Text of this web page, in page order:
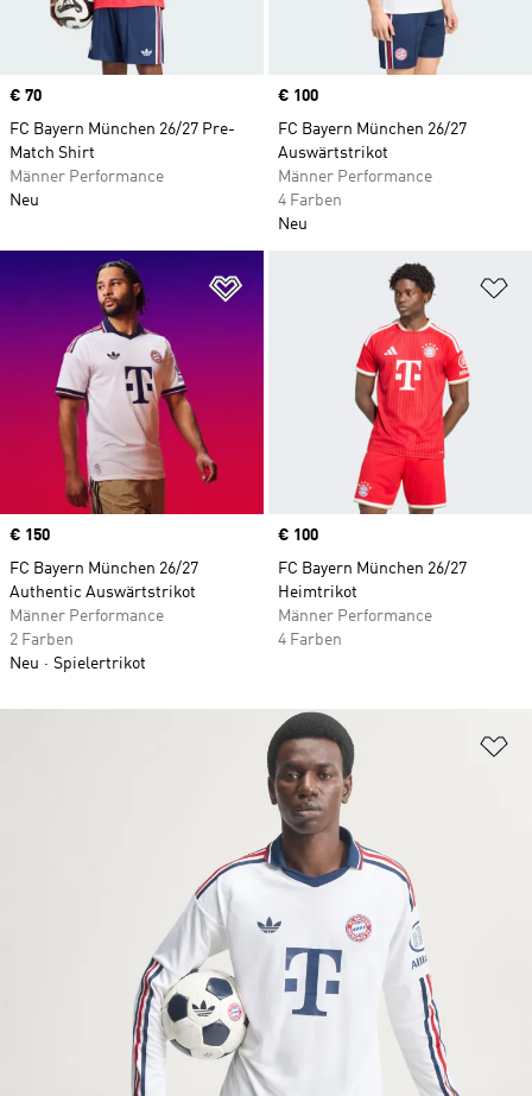
Price
€ 70
FC Bayern München 26/27 Pre-
Match Shirt
Männer Performance
Neu
Price
€ 100
FC Bayern München 26/27
Auswärtstrikot
Männer Performance
4 Farben
Neu
Zur Wunschliste hinzufügen
Price
€ 150
FC Bayern München 26/27
Authentic Auswärtstrikot
Männer Performance
2 Farben
Neu
Spielertrikot
Price
€ 100
FC Bayern München 26/27
Heimtrikot
Männer Performance
4 Farben